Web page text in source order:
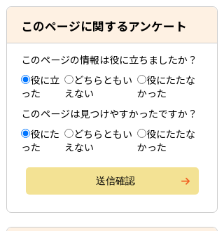
このページに関するアンケート
このページの情報は役に立ちましたか？
役に立
った
どちらともい
えない
役にたたな
かった
このページは見つけやすかったですか？
役にた
った
どちらともい
えない
役にたたな
かった